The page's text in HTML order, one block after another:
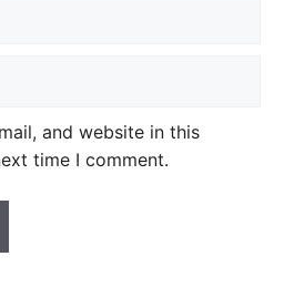
and website in this
time I comment.